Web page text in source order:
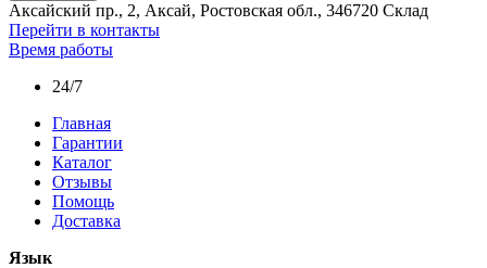
Аксайский пр., 2, Аксай, Ростовская обл., 346720 Склад
Перейти в контакты
Время работы
24/7
Главная
Гарантии
Каталог
Отзывы
Помощь
Доставка
Язык